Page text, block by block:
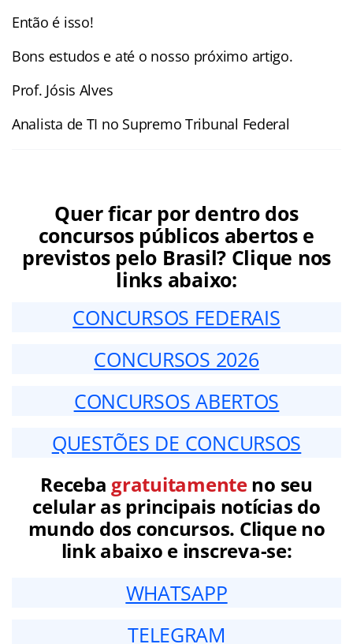
Então é isso!
Bons estudos e até o nosso próximo artigo.
Prof. Jósis Alves
Analista de TI no Supremo Tribunal Federal
Quer ficar por dentro dos
concursos públicos abertos e
previstos pelo Brasil? Clique nos
links abaixo:
CONCURSOS FEDERAIS
CONCURSOS 2026
CONCURSOS ABERTOS
QUESTÕES DE CONCURSOS
Receba gratuitamenteno seu
celular as principais notícias do
mundo dos concursos. Clique no
link abaixo e inscreva-se:
WHATSAPP
TELEGRAM